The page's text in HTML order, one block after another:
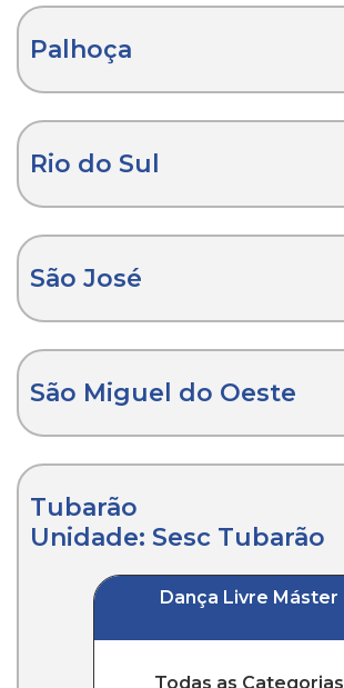
Palhoça
Rio do Sul
São José
São Miguel do Oeste
Tubarão
Unidade: Sesc Tubarão
Dança Livre Máster
Todas as Categorias